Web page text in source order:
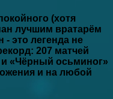
(хотя
лучшим вратарём
это легенда не
207 матчей
и «Чёрный осьминог»
и на любой